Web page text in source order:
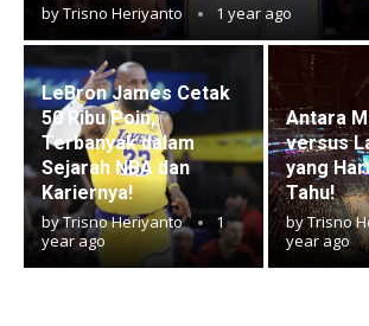
byTrisno Heriyanto 1 year ago
LeBron James Cetak
50 Ribu Poin,
Terbanyak dalam
Sejarah NBA dan
Kariernya!
byTrisno Heriyanto
1
year ago
Antara
versus
yang
Tahu!
byTrisno
year ago